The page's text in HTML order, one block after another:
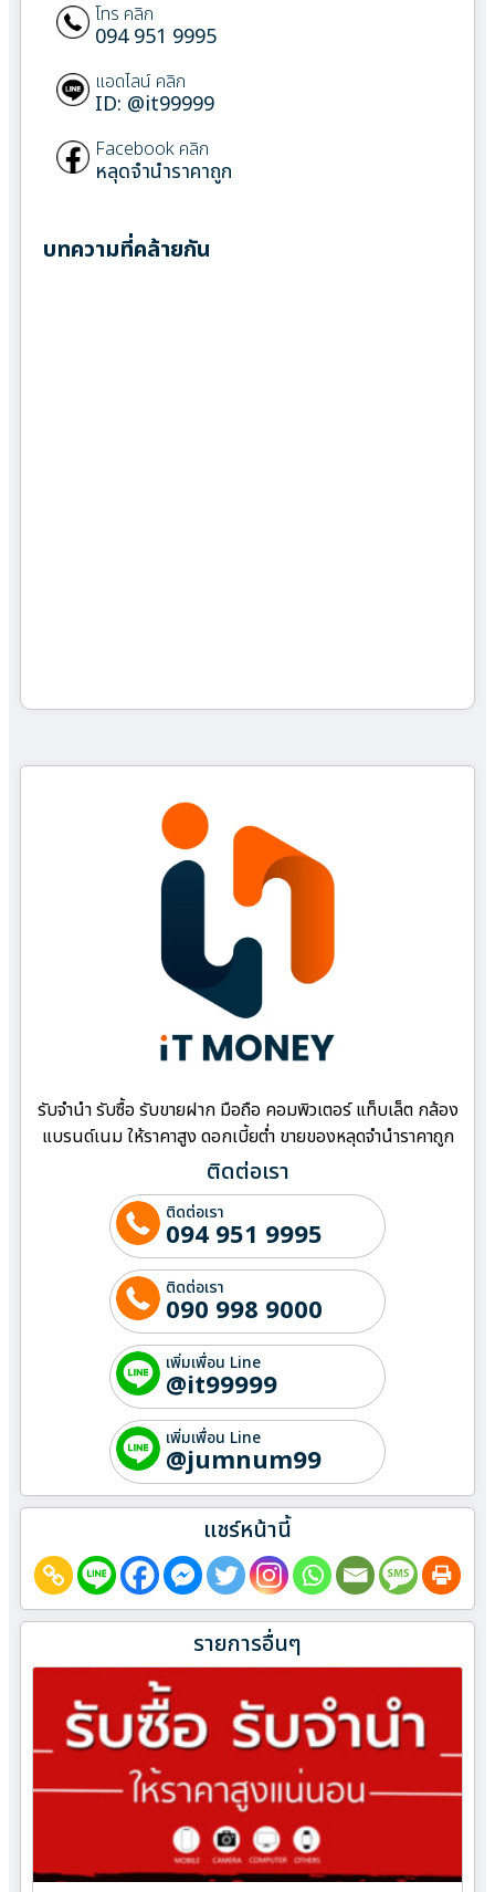
โทร คลิก
094 951 9995
แอดไลน์ คลิก
ID: @it99999
Facebook คลิก
หลุดจำนำราคาถูก
บทความที่คล้ายกัน
รับจำนำ รับซื้อ รับขายฝาก มือถือ คอมพิวเตอร์ แท็บเล็ต กล้อง
แบรนด์เนม ให้ราคาสูง ดอกเบี้ยต่ำ ขายของหลุดจำนำราคาถูก
ติดต่อเรา
ติดต่อเรา
094 951 9995
ติดต่อเรา
090 998 9000
เพิ่มเพื่อน Line
@it99999
เพิ่มเพื่อน Line
@jumnum99
แชร์หน้านี้
รายการอื่นๆ